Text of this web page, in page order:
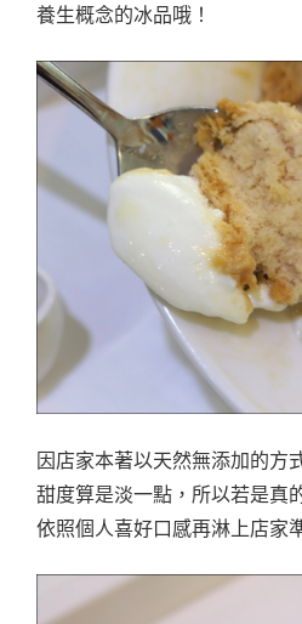
養生概念的冰品哦！
因店家本著以天然無添加的方
甜度算是淡一點，所以若是真
依照個人喜好口感再淋上店家